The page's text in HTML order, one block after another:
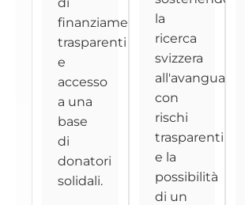
finanziamento
trasparenti
e
accesso
a una
base
di
donatori
solidali.
la
ricerca
svizzera
all'avanguardia,
con
rischi
trasparenti
e la
possibilità
di un